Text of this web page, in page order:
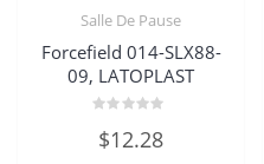
Salle De Pause
Forcefield 014-SLX88-
09, LATOPLAST
0
sur
$12.28